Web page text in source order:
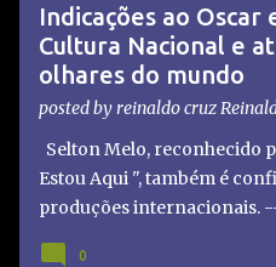
Indicações ao
Cultura Nacional e
olhares do mundo
posted by reinaldo cruz
Selton Melo, reconhecido
Estou Aqui ", também é
produções internacionais.
0